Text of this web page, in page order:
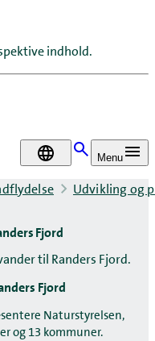
indhold.
DA Menu
Udvikling og
Fjord
til Randers Fjord.
opdateret 9. juli 2026
Fjord
Naturstyrelsen,
og 13 kommuner.